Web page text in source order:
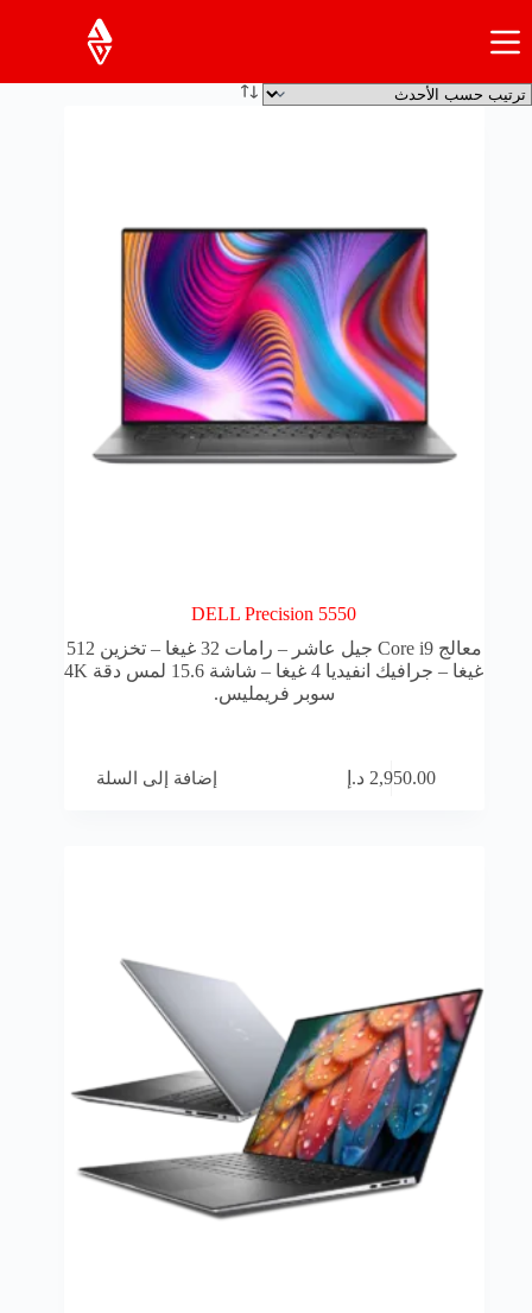
إلى
المحتوى
DELL Precision 5550
معالج Core i9 جيل عاشر – رامات 32 غيغا – تخزين 512
غيغا – جرافيك انفيديا 4 غيغا – شاشة 15.6 لمس دقة 4K
سوبر فريمليس.
2,950.00 د.إ إضافة إلى السلة